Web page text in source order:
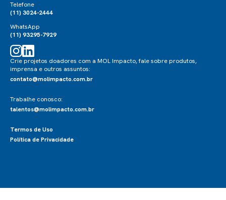
Telefone
(11) 3024-2444
WhatsApp
(11) 93295-7929
Crie projetos doadores com a MOL Impacto, fale sobre produtos,
imprensa e outros assuntos:
contato@molimpacto.com.br
Trabalhe conosco:
talentos@molimpacto.com.br
Termos de Uso
Política de Privacidade